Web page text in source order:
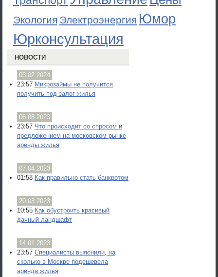
Экология Электроэнергия Юмор
Юрконсультация
НОВОСТИ
03.02.2024
23:57 Микрозаймы не получится
получить под залог жилья
06.08.2023
23:57 Что происходит со спросом и
предложением на московском рынке
аренды жилья
07.04.2023
01:58 Как правильно стать банкротом
20.03.2023
10:55 Как обустроить красивый
дачный ландшафт
14.01.2023
23:57 Специалисты выяснили, на
сколько в Москве подешевела
аренда жилья